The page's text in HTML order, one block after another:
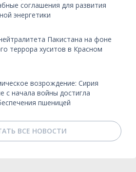
соглашения для развития
энергетики
Пакистана на фоне
террора хуситов в Красном
возрождение: Сирия
с начала войны достигла
пшеницей
ВСЕ НОВОСТИ